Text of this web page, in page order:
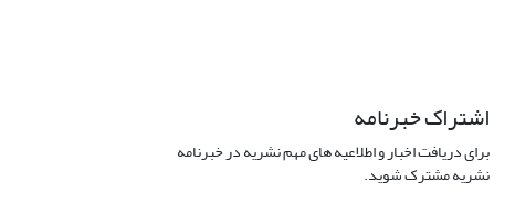
اشتراک خبرنامه
برای دریافت اخبار و اطلاعیه های مهم نشریه در خبرنامه
نشریه مشترک شوید.